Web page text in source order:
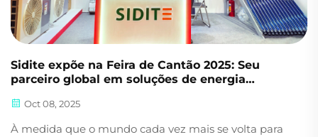
Sidite expõe na Feira de Cantão 2025: Seu
parceiro global em soluções de energia
Oct 08, 2025
À medida que o mundo cada vez mais se volta para